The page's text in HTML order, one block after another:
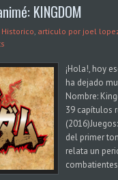
KINGDOM
articulo por joel
¡Hola!, hoy
ha dejado
Nombre:
39 capítulos
del primer
relata un